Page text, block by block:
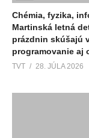
Chémia, fyzika,
Martinská letná
prázdnin skúšajú
programovanie aj
TVT 28. JÚLA 2026